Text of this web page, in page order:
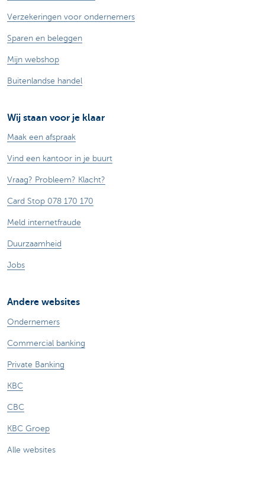
Verzekeringen voor ondernemers
Sparen en beleggen
Mijn webshop
Buitenlandse handel
Wij staan voor je klaar
Maak een afspraak
Vind een kantoor in je buurt
Vraag? Probleem? Klacht?
Card Stop 078 170 170
Meld internetfraude
Duurzaamheid
Jobs
Andere websites
Ondernemers
Commercial banking
Private Banking
KBC
CBC
KBC Groep
Alle websites